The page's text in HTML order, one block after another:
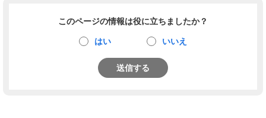
このページの情報は役に立ちましたか？
はい いいえ
送信する